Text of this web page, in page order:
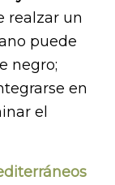
realzar un
puede
negro;
en
el